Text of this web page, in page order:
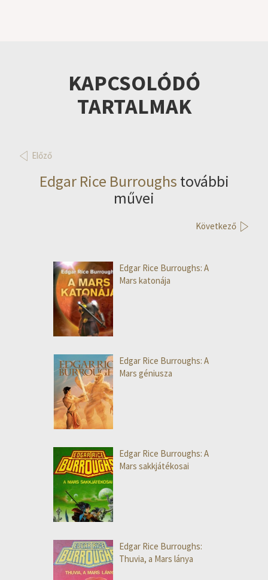
KAPCSOLÓDÓ
TARTALMAK
Előző
Edgar Rice Burroughs további
művei
Következő
Edgar Rice Burroughs: A
Mars katonája
Edgar Rice Burroughs: A
Mars géniusza
Edgar Rice Burroughs: A
Mars sakkjátékosai
Edgar Rice Burroughs:
Thuvia, a Mars lánya